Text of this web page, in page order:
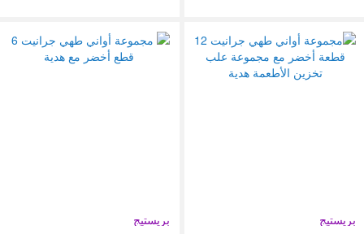
بريستيج
بريستيج